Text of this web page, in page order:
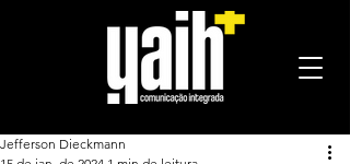
Jefferson Dieckmann